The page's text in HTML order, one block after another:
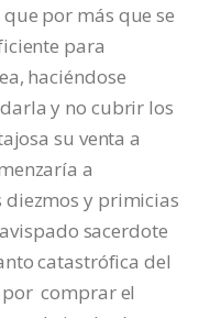
por más que se
para
haciéndose
y no cubrir los
su venta a
a
diezmos y primicias
sacerdote
catastrófica del
comprar el